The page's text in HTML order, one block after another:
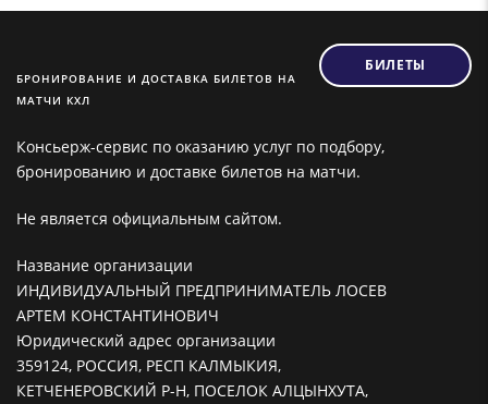
БРОНИРОВАНИЕ И ДОСТАВКА БИЛЕТОВ НА
МАТЧИ КХЛ
БИЛЕТЫ
Консьерж-сервис по оказанию услуг по подбору,
бронированию и доставке билетов на матчи.
Не является официальным сайтом.
Название организации
ИНДИВИДУАЛЬНЫЙ ПРЕДПРИНИМАТЕЛЬ ЛОСЕВ
АРТЕМ КОНСТАНТИНОВИЧ
Юридический адрес организации
359124, РОССИЯ, РЕСП КАЛМЫКИЯ,
КЕТЧЕНЕРОВСКИЙ Р-Н, ПОСЕЛОК АЛЦЫНХУТА,